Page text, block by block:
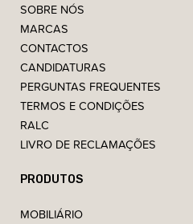
SOBRE NÓS
MARCAS
CONTACTOS
CANDIDATURAS
PERGUNTAS FREQUENTES
TERMOS E CONDIÇÕES
RALC
LIVRO DE RECLAMAÇÕES
PRODUTOS
MOBILIÁRIO